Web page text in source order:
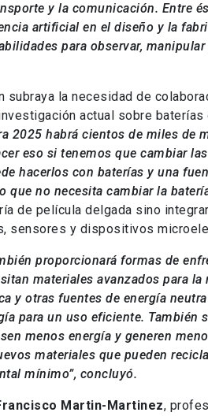
y la comunicación. Entre
artificial en el diseño y la
para observar,
subraya la necesidad de
actual sobre baterías
2025 habrá cientos de miles de
eso si tenemos que cambiar
hacerlos con baterías y una
que no necesita cambiar la
de película delgada sino
sensores y dispositivos
proporcionará formas de
materiales avanzados para la
y otras fuentes de energía
para un uso eficiente. También
menos energía y generen
materiales que pueden
mínimo”, concluyó.
Martin-Martinez,